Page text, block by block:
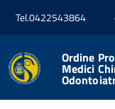
Tel.0422543864
Ordine
Medici